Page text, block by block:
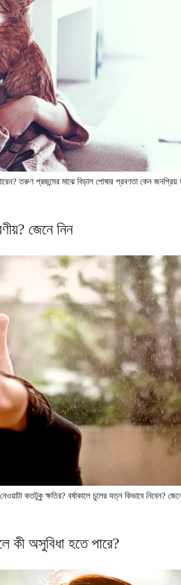
তরুণ প্রজন্মের মাঝে বিড়াল পোষার প্রবণতা কেন জনপ্রিয়
জেনে নিন
কতটুকু ক্ষতির? বর্ষাকালে চুলের যত্ন কিভাবে নিবেন?
কী অসুবিধা হতে পারে?